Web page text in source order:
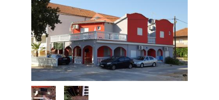
webcams
Treffen Sie Kroatien
museen